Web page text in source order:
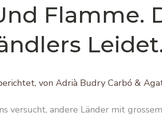
Flamme.
von Adrià Budry Carbó &
versucht, andere Länder mit